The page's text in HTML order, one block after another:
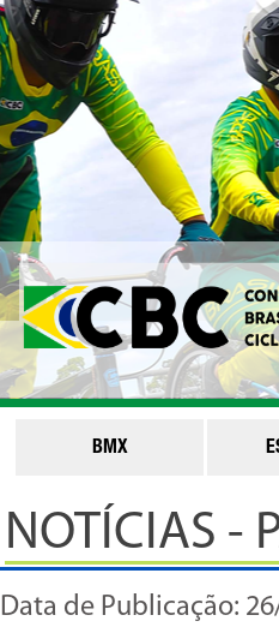
BMX
NOTÍCIAS -
Data de Publicação: